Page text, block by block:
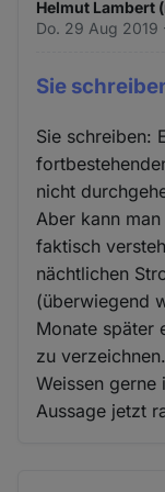
Helmut Lambert
Do. 29 Aug 2019
Sie
Sie schreiben:
nicht
Aber kann
faktisch
nächtlichen
(überwiegend
Monate später
zu
Weissen gerne
Aussage jetzt